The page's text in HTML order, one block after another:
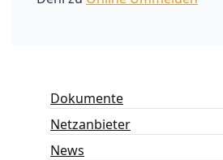
Dokumente
Netzanbieter
News